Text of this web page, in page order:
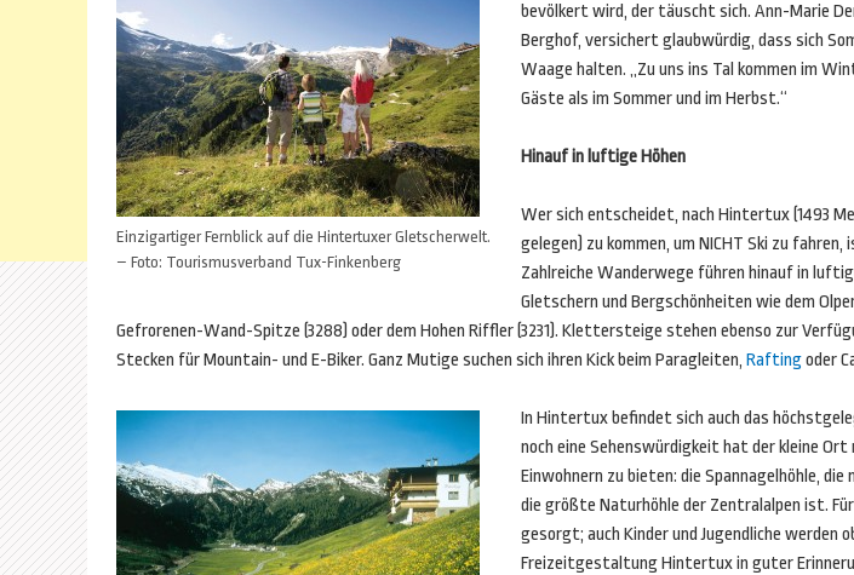
Einzigartiger Fernblick auf die Hintertuxer Gletscherwelt.
– Foto: Tourismusverband Tux-Finkenberg
bevölkert wird, der täuscht sich. Ann-Marie
Berghof, versichert glaubwürdig, dass sich
Waage halten. „Zu uns ins Tal kommen im
Gäste als im Sommer und im Herbst.“
Hinauf in luftige Höhen
Wer sich entscheidet, nach Hintertux (1493
gelegen) zu kommen, um NICHT Ski zu
Zahlreiche Wanderwege führen hinauf in
Gletschern und Bergschönheiten wie dem
Gefrorenen-Wand-Spitze (3288) oder dem Hohen Riffler (3231). Klettersteige stehen ebenso zur
Stecken für Mountain- und E-Biker. Ganz Mutige suchen sich ihren Kick beim Paragleiten, Raftingoder
In Hintertux befindet sich auch das
noch eine Sehenswürdigkeit hat der kleine Ort
Einwohnern zu bieten: die Spannagelhöhle,
die größte Naturhöhle der Zentralalpen ist.
gesorgt; auch Kinder und Jugendliche werden
Freizeitgestaltung Hintertux in guter